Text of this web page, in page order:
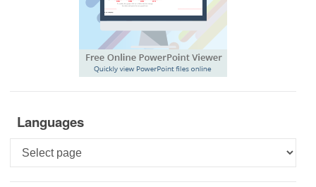
Languages
Languages